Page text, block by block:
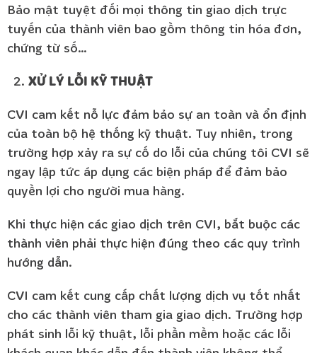
Bảo mật tuyệt đối mọi thông tin giao dịch trực
tuyến của thành viên bao gồm thông tin hóa đơn,
chứng từ số…
XỬ LÝ LỖI KỸ THUẬT
CVI cam kết nỗ lực đảm bảo sự an toàn và ổn định
của toàn bộ hệ thống kỹ thuật. Tuy nhiên, trong
trường hợp xảy ra sự cố do lỗi của chúng tôi CVI sẽ
ngay lập tức áp dụng các biện pháp để đảm bảo
quyền lợi cho người mua hàng.
Khi thực hiện các giao dịch trên CVI, bắt buộc các
thành viên phải thực hiện đúng theo các quy trình
hướng dẫn.
CVI cam kết cung cấp chất lượng dịch vụ tốt nhất
cho các thành viên tham gia giao dịch. Trường hợp
phát sinh lỗi kỹ thuật, lỗi phần mềm hoặc các lỗi